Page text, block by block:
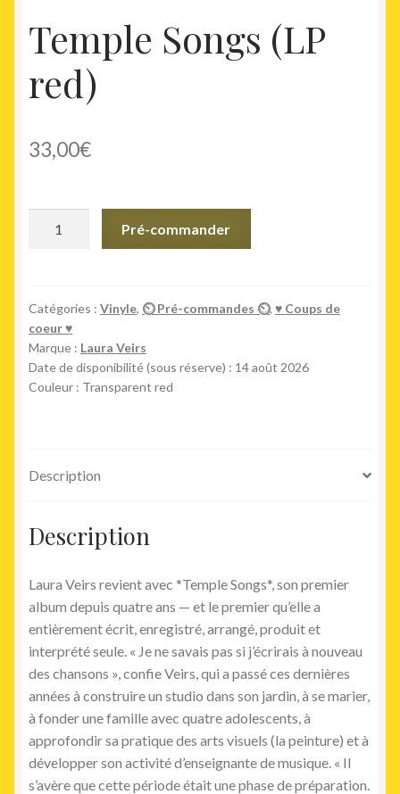
Temple Songs (LP
red)
33,00€
(LP
red)
Pré-commander
Catégories : Vinyle, ⏲ Pré-commandes ⏲, ♥︎ Coups de
coeur ♥︎
Marque : Laura Veirs
Date de disponibilité (sous réserve) : 14 août 2026
Couleur : Transparent red
Description
Description
Laura Veirs revient avec *Temple Songs*, son premier
album depuis quatre ans — et le premier qu’elle a
entièrement écrit, enregistré, arrangé, produit et
interprété seule. « Je ne savais pas si j’écrirais à nouveau
des chansons », confie Veirs, qui a passé ces dernières
années à construire un studio dans son jardin, à se marier,
à fonder une famille avec quatre adolescents, à
approfondir sa pratique des arts visuels (la peinture) et à
développer son activité d’enseignante de musique. « Il
s’avère que cette période était une phase de préparation.